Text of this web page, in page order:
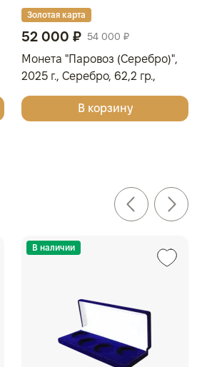
Золотая карта
52 000 ₽ 54 000 ₽
Монета "Паровоз (Серебро)",
2025 г., Серебро, 62,2 гр.,
проба 999, КАМЕРУН
В корзину
В наличии